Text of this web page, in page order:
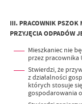
III. PRACOWNIK PSZOK
PRZYJĘCIA ODPADÓW
Mieszkaniec nie
przez pracownika
Stwierdzi, że
z działalności
których stosuje
gospodarowania